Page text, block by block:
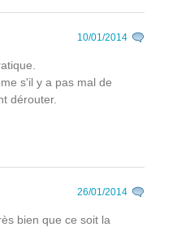
10/01/2014
s'il y a pas mal de
dérouter.
26/01/2014
bien que ce soit la